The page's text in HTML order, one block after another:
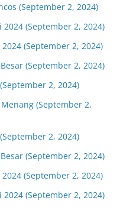
(September 2, 2024)
(September 2, 2024)
(September 2, 2024)
(September 2, 2024)
2, 2024)
(September 2,
2, 2024)
(September 2, 2024)
(September 2, 2024)
(September 2, 2024)